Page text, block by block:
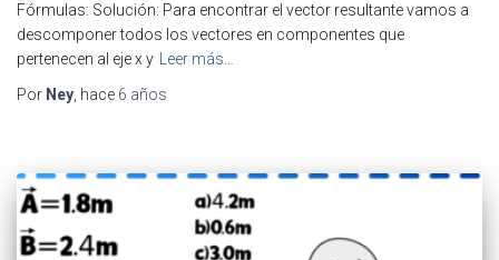
Fórmulas: Solución: Para encontrar el vector resultante vamos a
descomponer todos los vectores en componentes que
pertenecen al eje x y Leer más…
Por Ney, hace 6 años